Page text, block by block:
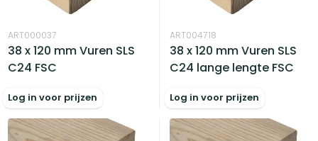
ART000037
38 x 120 mm Vuren SLS
C24 FSC
Log in voor prijzen
ART004718
38 x 120 mm Vuren SLS
C24 lange lengte FSC
Log in voor prijzen